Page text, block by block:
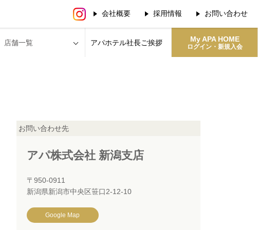
会社概要 採用情報 お問い合わせ
店舗一覧 アパホテル社長ご挨拶 My APA HOME
ログイン・新規入会
お問い合わせ先
アパ株式会社 新潟支店
〒950-0911
新潟県新潟市中央区笹口2-12-10
Google Map